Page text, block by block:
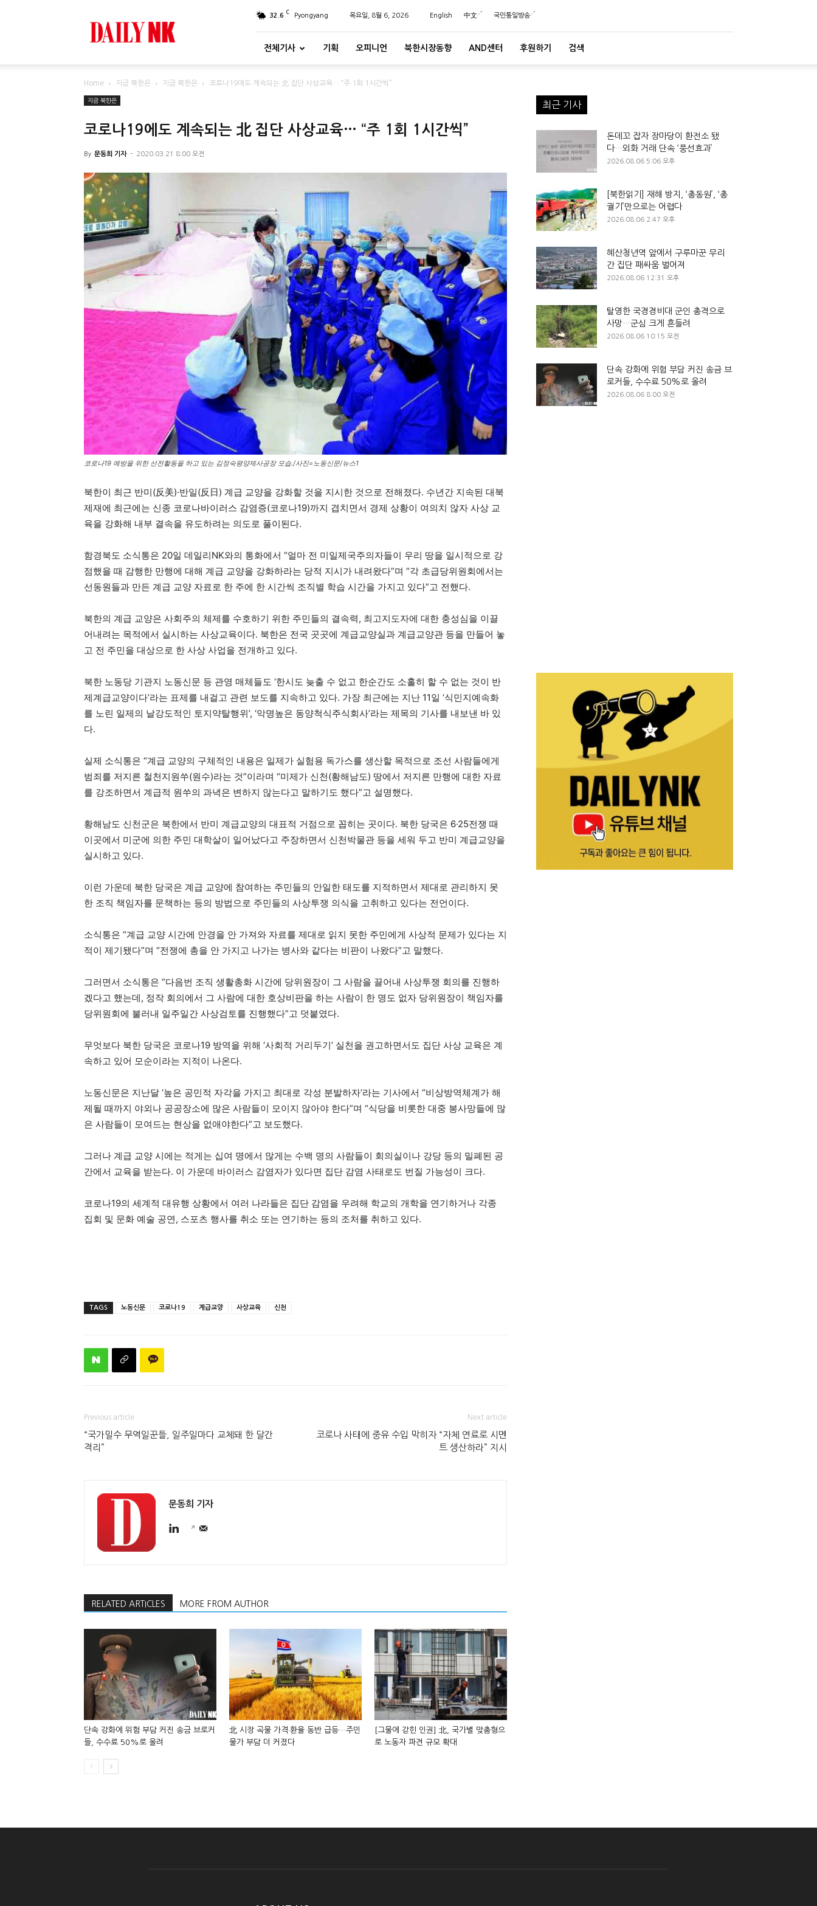
32.6 C Pyongyang 목요일, 8월 6, 2026 English 中文 국민통일방송
전체기사 기획 오피니언 북한시장동향 AND센터 후원하기 검색
Home 지금 북한은 지금 북한은 코로나19에도 계속되는 北 집단 사상교육… “주 1회 1시간씩”
지금 북한은
코로나19에도 계속되는 北 집단 사상교육… “주 1회 1시간씩”
By 문동희 기자 - 2020.03.21 8:00 오전
코로나19 예방을 위한 선전활동을 하고 있는 김정숙평양제사공장 모습./사진=노동신문/뉴스1
북한이 최근 반미(反美)·반일(反日) 계급 교양을 강화할 것을 지시한 것으로 전해졌다. 수년간 지속된 대북
제재에 최근에는 신종 코로나바이러스 감염증(코로나19)까지 겹치면서 경제 상황이 여의치 않자 사상 교
육을 강화해 내부 결속을 유도하려는 의도로 풀이된다.
함경북도 소식통은 20일 데일리NK와의 통화에서 “얼마 전 미일제국주의자들이 우리 땅을 일시적으로 강
점했을 때 감행한 만행에 대해 계급 교양을 강화하라는 당적 지시가 내려왔다”며 “각 초급당위원회에서는
선동원들과 만든 계급 교양 자료로 한 주에 한 시간씩 조직별 학습 시간을 가지고 있다”고 전했다.
북한의 계급 교양은 사회주의 체제를 수호하기 위한 주민들의 결속력, 최고지도자에 대한 충성심을 이끌
어내려는 목적에서 실시하는 사상교육이다. 북한은 전국 곳곳에 계급교양실과 계급교양관 등을 만들어 놓
고 전 주민을 대상으로 한 사상 사업을 전개하고 있다.
북한 노동당 기관지 노동신문 등 관영 매체들도 ‘한시도 늦출 수 없고 한순간도 소홀히 할 수 없는 것이 반
제계급교양이다’라는 표제를 내걸고 관련 보도를 지속하고 있다. 가장 최근에는 지난 11일 ‘식민지예속화
를 노린 일제의 날강도적인 토지약탈행위’, ‘악명높은 동양척식주식회사’라는 제목의 기사를 내보낸 바 있
다.
실제 소식통은 “계급 교양의 구체적인 내용은 일제가 실험용 독가스를 생산할 목적으로 조선 사람들에게
범죄를 저지른 철천지원쑤(원수)라는 것”이라며 “미제가 신천(황해남도) 땅에서 저지른 만행에 대한 자료
를 강조하면서 계급적 원쑤의 과녁은 변하지 않는다고 말하기도 했다”고 설명했다.
황해남도 신천군은 북한에서 반미 계급교양의 대표적 거점으로 꼽히는 곳이다. 북한 당국은 6·25전쟁 때
이곳에서 미군에 의한 주민 대학살이 일어났다고 주장하면서 신천박물관 등을 세워 두고 반미 계급교양을
실시하고 있다.
이런 가운데 북한 당국은 계급 교양에 참여하는 주민들의 안일한 태도를 지적하면서 제대로 관리하지 못
한 조직 책임자를 문책하는 등의 방법으로 주민들의 사상투쟁 의식을 고취하고 있다는 전언이다.
소식통은 “계급 교양 시간에 안경을 안 가져와 자료를 제대로 읽지 못한 주민에게 사상적 문제가 있다는 지
적이 제기됐다”며 “전쟁에 총을 안 가지고 나가는 병사와 같다는 비판이 나왔다”고 말했다.
그러면서 소식통은 “다음번 조직 생활총화 시간에 당위원장이 그 사람을 끌어내 사상투쟁 회의를 진행하
겠다고 했는데, 정작 회의에서 그 사람에 대한 호상비판을 하는 사람이 한 명도 없자 당위원장이 책임자를
당위원회에 불러내 일주일간 사상검토를 진행했다”고 덧붙였다.
무엇보다 북한 당국은 코로나19 방역을 위해 ‘사회적 거리두기’ 실천을 권고하면서도 집단 사상 교육은 계
속하고 있어 모순이라는 지적이 나온다.
노동신문은 지난달 ‘높은 공민적 자각을 가지고 최대로 각성 분발하자’라는 기사에서 “비상방역체계가 해
제될 때까지 야외나 공공장소에 많은 사람들이 모이지 않아야 한다”며 “식당을 비롯한 대중 봉사망들에 많
은 사람들이 모여드는 현상을 없애야한다”고 보도했다.
그러나 계급 교양 시에는 적게는 십여 명에서 많게는 수백 명의 사람들이 회의실이나 강당 등의 밀폐된 공
간에서 교육을 받는다. 이 가운데 바이러스 감염자가 있다면 집단 감염 사태로도 번질 가능성이 크다.
코로나19의 세계적 대유행 상황에서 여러 나라들은 집단 감염을 우려해 학교의 개학을 연기하거나 각종
집회 및 문화 예술 공연, 스포츠 행사를 취소 또는 연기하는 등의 조처를 취하고 있다.
TAGS 노동신문 코로나19 계급교양 사상교육 신천
Previous article
“국가밀수 무역일꾼들, 일주일마다 교체돼 한 달간
격리”
Next article
코로나 사태에 중유 수입 막히자 “자체 연료로 시멘
트 생산하라” 지시
문동희 기자
RELATED ARTICLES MORE FROM AUTHOR
단속 강화에 위험 부담 커진 송금 브로커
들, 수수료 50%로 올려
北 시장 곡물 가격·환율 동반 급등…주민
물가 부담 더 커졌다
[그물에 갇힌 인권] 北, 국가별 맞춤형으
로 노동자 파견 규모 확대
최근 기사
돈데꼬 잡자 장마당이 환전소 됐
다…외화 거래 단속 ‘풍선효과’
2026.08.06 5:06 오후
[북한읽기] 재해 방지, ‘총동원’, ‘총
궐기’만으로는 어렵다
2026.08.06 2:47 오후
혜산청년역 앞에서 구루마꾼 무리
간 집단 패싸움 벌어져
2026.08.06 12:31 오후
탈영한 국경경비대 군인 총격으로
사망…군심 크게 흔들려
2026.08.06 10:15 오전
단속 강화에 위험 부담 커진 송금 브
로커들, 수수료 50%로 올려
2026.08.06 8:00 오전